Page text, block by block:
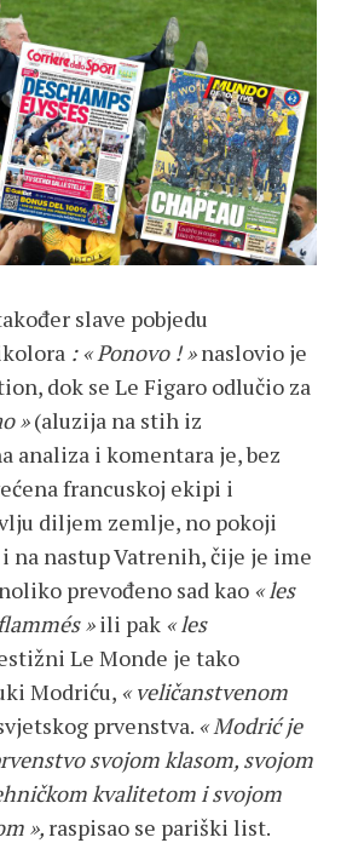
slave pobjedu
: « Ponovo ! »naslovio je
dok se Le Figaro odlučio za
»(aluzija na stih iz
analiza i komentara je, bez
francuskoj ekipi i
diljem zemlje, no pokoji
na nastup Vatrenih, čije je ime
prevođeno sad kao « les
»ili pak « les
Le Monde je tako
Modriću, « veličanstvenom
prvenstva. « Modrić je
svojom klasom, svojom
kvalitetom i svojom
», raspisao se pariški list.